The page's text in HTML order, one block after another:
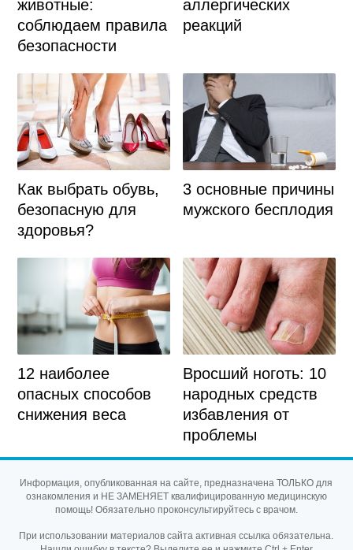
животные:
соблюдаем правила
безопасности
аллергических
реакций
Как выбрать обувь,
безопасную для
здоровья?
3 основные причины
мужского бесплодия
12 наиболее
опасных способов
снижения веса
Вросший ноготь: 10
народных средств
избавления от
проблемы
Информация, опубликованная на сайте, предназначена ТОЛЬКО для
ознакомления и НЕ ЗАМЕНЯЕТ квалифицированную медицинскую
помощь! Обязательно проконсультируйтесь с врачом.
При использовании материалов сайта активная ссылка обязательна.